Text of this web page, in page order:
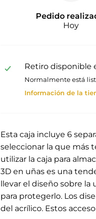
Pedido
Hoy
Retiro disponible
Normalmente está
Información de la
Esta caja incluye 6
seleccionar la que más
utilizar la caja para
3D en uñas es una
llevar el diseño sobre la
para protegerlo. Los
del acrílico. Estos